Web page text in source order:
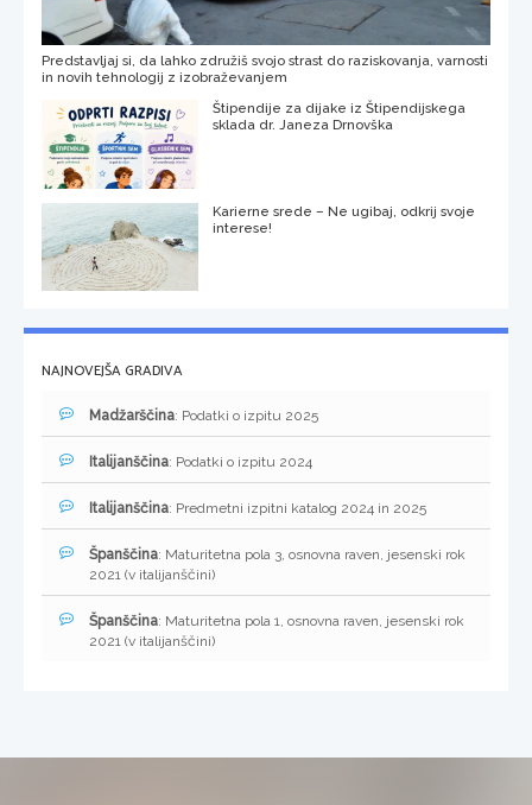
Predstavljaj si, da lahko združiš svojo strast do raziskovanja, varnosti
in novih tehnologij z izobraževanjem
Štipendije za dijake iz Štipendijskega
sklada dr. Janeza Drnovška
Karierne srede – Ne ugibaj, odkrij svoje
interese!
NAJNOVEJŠA GRADIVA
Madžarščina: Podatki o izpitu 2025
Italijanščina: Podatki o izpitu 2024
Italijanščina: Predmetni izpitni katalog 2024 in 2025
Španščina: Maturitetna pola 3, osnovna raven, jesenski rok
2021 (v italijanščini)
Španščina: Maturitetna pola 1, osnovna raven, jesenski rok
2021 (v italijanščini)